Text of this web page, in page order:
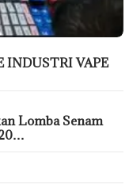
INDUSTRI VAPE
Lomba Senam